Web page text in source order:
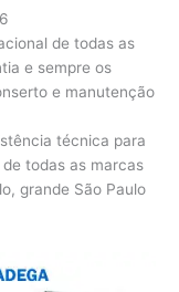
de todas as
e sempre os
e manutenção
técnica para
todas as marcas
grande São Paulo